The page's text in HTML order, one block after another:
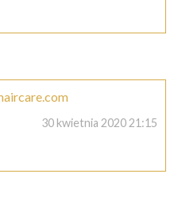
30 kwietnia 2020 21:15